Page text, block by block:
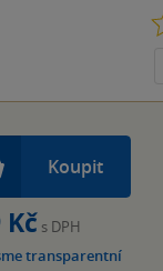
Koupit
Kč s DPH
transparentní